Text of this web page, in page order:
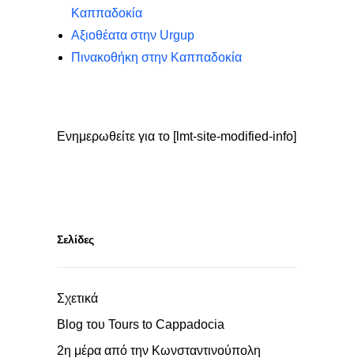
Καππαδοκία
Αξιοθέατα στην Urgup
Πινακοθήκη στην Καππαδοκία
Ενημερωθείτε για το [lmt-site-modified-info]
Σελίδες
Σχετικά
Blog του Tours to Cappadocia
2η μέρα από την Κωνσταντινούπολη